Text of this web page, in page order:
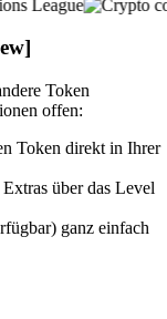
Token
offen:
Token direkt in Ihrer
über das Level
ganz einfach